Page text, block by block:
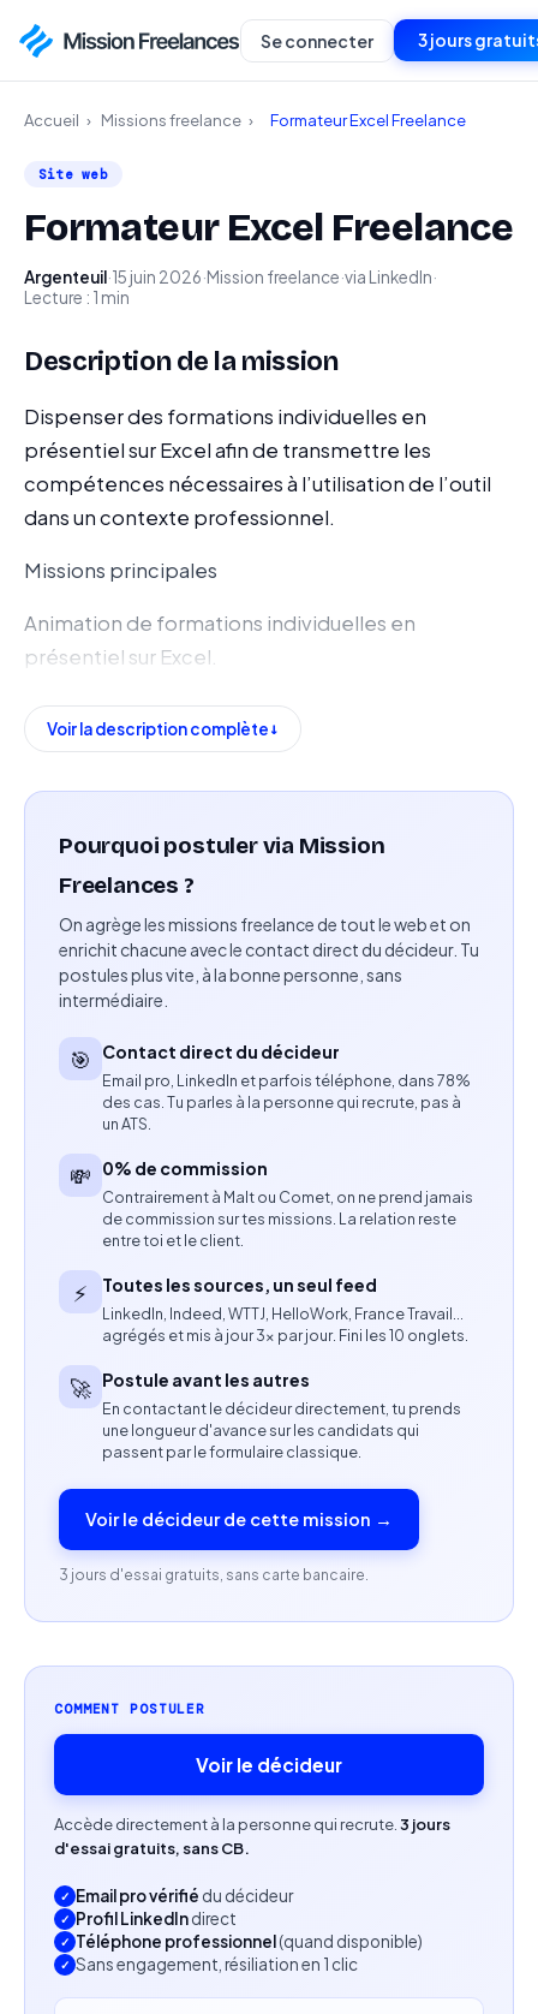
Se connecter 3 jours
Accueil › Missions freelance › Formateur Excel Freelance
Site web
Formateur Excel Freelance
Argenteuil·15 juin 2026·Mission freelance·via LinkedIn·
Lecture : 1 min
Description de la mission
Dispenser des formations individuelles en
présentiel sur Excel afin de transmettre les
compétences nécessaires à l’utilisation de l’outil
dans un contexte professionnel.
Missions principales
Animation de formations individuelles en
présentiel sur Excel.
Transmission des bonnes pratiques et
fonctionnalités du logiciel.
Adaptation du contenu pédagogique au niveau et
Utilisation de supports de formation fournis ou
personnels.
Suivi de la progression de l’apprenant tout au long
des sessions.
Compétences attendues
Excellente maîtrise du logiciel Excel.
Capacité pédagogique et aptitude à transmettre
des connaissances.
Expérience en formation ou en accompagnement
individuel appréciée.
Autonomie dans l’organisation des sessions.
Profil recherché
Formateur indépendant ou freelance spécialisé
Expérience confirmée dans l’utilisation avancée
d’Excel en contexte professionnel.
Capacité à s’adapter à différents niveaux
Pédagogie, patience et sens de la transmission.
Voir la description complète
Pourquoi postuler via Mission
Freelances ?
On agrège les missions freelance de tout le web et on
enrichit chacune avec le contact direct du décideur. Tu
postules plus vite, à la bonne personne, sans
intermédiaire.
🎯 Contact direct du décideur
Email pro, LinkedIn et parfois téléphone, dans 78%
des cas. Tu parles à la personne qui recrute, pas à
un ATS.
💸 0% de commission
Contrairement à Malt ou Comet, on ne prend jamais
de commission sur tes missions. La relation reste
entre toi et le client.
⚡ Toutes les sources, un seul feed
LinkedIn, Indeed, WTTJ, HelloWork, France Travail…
agrégés et mis à jour 3× par jour. Fini les 10 onglets.
🚀 Postule avant les autres
En contactant le décideur directement, tu prends
une longueur d'avance sur les candidats qui
passent par le formulaire classique.
Voir le décideur de cette mission →
3 jours d'essai gratuits, sans carte bancaire.
COMMENT POSTULER
Voir le décideur
Accède directement à la personne qui recrute. 3 jours
d'essai gratuits, sans CB.
Email pro vérifié du décideur
Profil LinkedIndirect
Téléphone professionnel(quand disponible)
Sans engagement, résiliation en 1 clic